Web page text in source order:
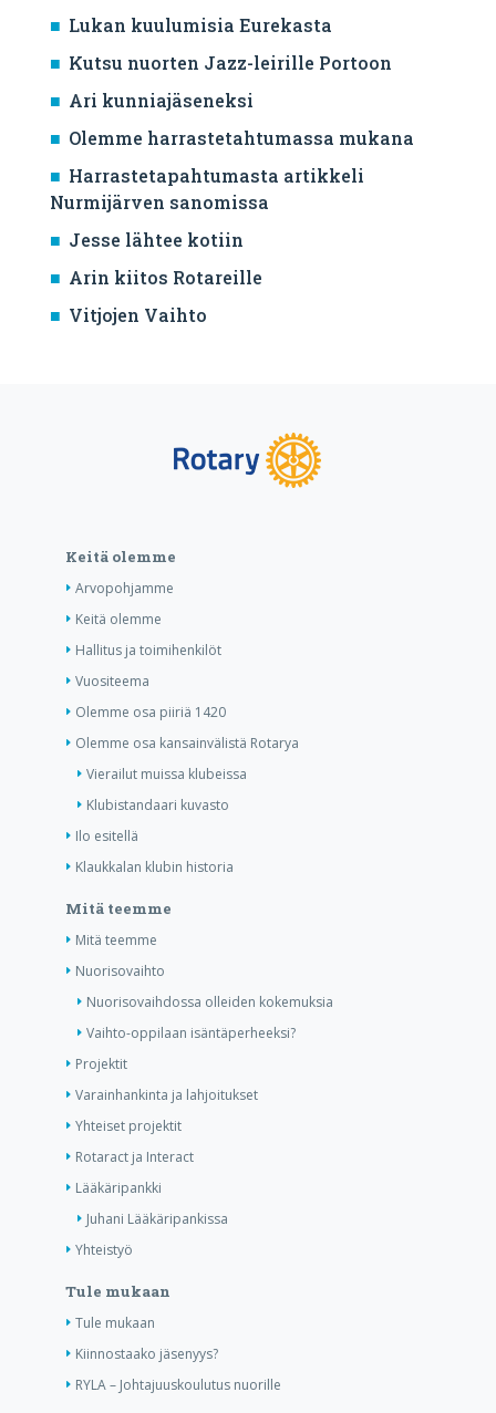
Lukan kuulumisia Eurekasta
Kutsu nuorten Jazz-leirille Portoon
Ari kunniajäseneksi
Olemme harrastetahtumassa mukana
Harrastetapahtumasta artikkeli
Nurmijärven sanomissa
Jesse lähtee kotiin
Arin kiitos Rotareille
Vitjojen Vaihto
Keitä olemme
Arvopohjamme
Keitä olemme
Hallitus ja toimihenkilöt
Vuositeema
Olemme osa piiriä 1420
Olemme osa kansainvälistä Rotarya
Vierailut muissa klubeissa
Klubistandaari kuvasto
Ilo esitellä
Klaukkalan klubin historia
Mitä teemme
Mitä teemme
Nuorisovaihto
Nuorisovaihdossa olleiden kokemuksia
Vaihto-oppilaan isäntäperheeksi?
Projektit
Varainhankinta ja lahjoitukset
Yhteiset projektit
Rotaract ja Interact
Lääkäripankki
Juhani Lääkäripankissa
Yhteistyö
Tule mukaan
Tule mukaan
Kiinnostaako jäsenyys?
RYLA – Johtajuuskoulutus nuorille